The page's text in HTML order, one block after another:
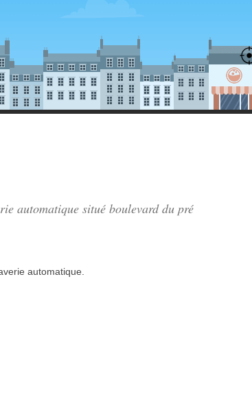
automatique situé boulevard du pré
automatique.